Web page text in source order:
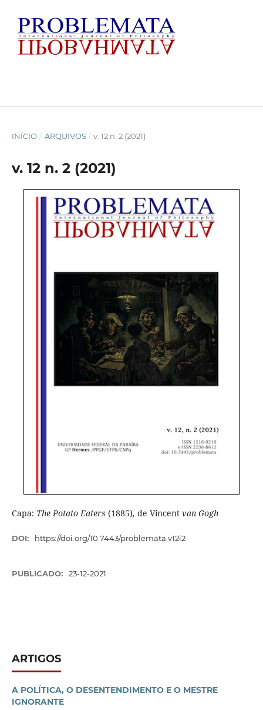
INÍCIO / ARQUIVOS / v. 12 n. 2 (2021)
v. 12 n. 2 (2021)
Capa: The Potato Eaters (1885), de Vincentvan Gogh
DOI: https://doi.org/10.7443/problemata.v12i2
PUBLICADO: 23-12-2021
ARTIGOS
A POLÍTICA, O DESENTENDIMENTO E O MESTRE
IGNORANTE